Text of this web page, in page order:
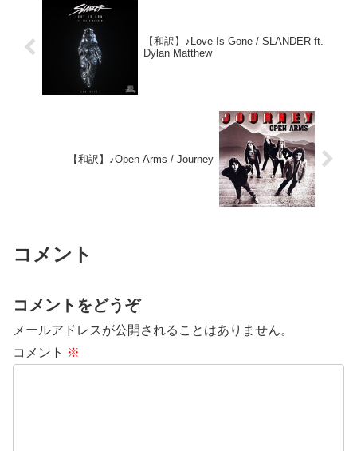
【和訳】♪Love Is Gone / SLANDER ft.
Dylan Matthew
【和訳】♪Open Arms / Journey
コメント
コメントをどうぞ
メールアドレスが公開されることはありません。
コメント ※